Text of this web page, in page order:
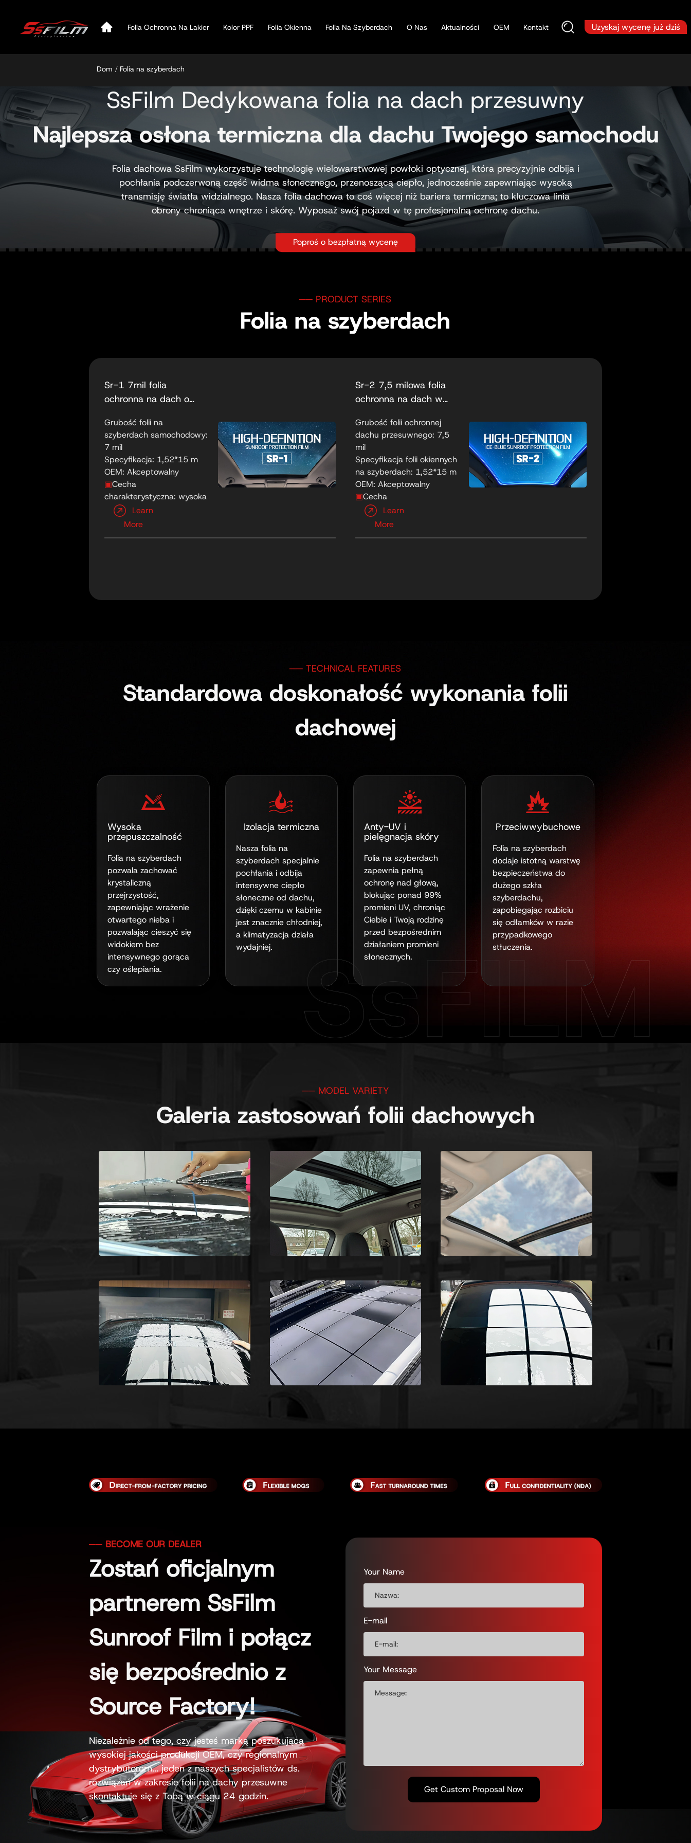
Folia Ochronna Na Lakier Kolor PPF Folia Okienna Folia Na Szyberdach O Nas Aktualności OEM Kontakt Uzyskaj wycenę już dziś
Dom Folia na szyberdach
SsFilm Dedykowana folia na dach przesuwny
Najlepsza osłona termiczna dla dachu Twojego samochodu
Folia dachowa SsFilm wykorzystuje technologię wielowarstwowej powłoki optycznej, która precyzyjnie odbija i
pochłania podczerwoną część widma słonecznego, przenoszącą ciepło, jednocześnie zapewniając wysoką
transmisję światła widzialnego. Nasza folia dachowa to coś więcej niż bariera termiczna; to kluczowa linia
obrony chroniąca wnętrze i skórę. Wyposaż swój pojazd w tę profesjonalną ochronę dachu.
Poproś o bezpłatną wycenę
Folia na szyberdach
Sr-1 7mil folia
ochronna na dach o
Grubość folii na
szyberdach samochodowy:
7 mil
Specyfikacja: 1,52*15 m
OEM: Akceptowalny
▣Cecha
charakterystyczna: wysoka
rozdzielczość
Learn
More
Sr-2 7,5 milowa folia
ochronna na dach w
niebieskim o wysokiej
rozdzielczości
Grubość folii ochronnej
dachu przesuwnego: 7,5
mil
Specyfikacja folii okiennych
na szyberdach: 1,52*15 m
OEM: Akceptowalny
▣Cecha
charakterystyczna: wysoka
rozdzielczość
Learn
More
Standardowa doskonałość wykonania folii
dachowej
Wysoka
przepuszczalność
Folia na szyberdach
pozwala zachować
krystaliczną
przejrzystość,
zapewniając wrażenie
otwartego nieba i
pozwalając cieszyć się
widokiem bez
intensywnego gorąca
czy oślepiania.
Izolacja termiczna
Nasza folia na
szyberdach specjalnie
pochłania i odbija
intensywne ciepło
słoneczne od dachu,
dzięki czemu w kabinie
jest znacznie chłodniej,
a klimatyzacja działa
wydajniej.
Anty-UV i
pielęgnacja skóry
Folia na szyberdach
zapewnia pełną
ochronę nad głową,
blokując ponad 99%
promieni UV, chroniąc
Ciebie i Twoją rodzinę
przed bezpośrednim
działaniem promieni
słonecznych.
Przeciwwybuchowe
Folia na szyberdach
dodaje istotną warstwę
bezpieczeństwa do
dużego szkła
szyberdachu,
zapobiegając rozbiciu
się odłamków w razie
przypadkowego
stłuczenia.
Galeria zastosowań folii dachowych
Zostań oficjalnym
partnerem SsFilm
Sunroof Film i połącz
się bezpośrednio z
Source Factory!
Niezależnie od tego, czy jesteś marką poszukującą
wysokiej jakości produkcji OEM, czy regionalnym
dystrybutorem... jeden z naszych specjalistów ds.
rozwiązań w zakresie folii na dachy przesuwne
skontaktuje się z Tobą w ciągu 24 godzin.
Your Name
E-mail
Your Message